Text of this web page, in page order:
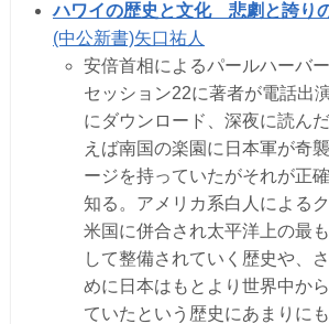
ハワイの歴史と文化 悲劇と誇り
(中公新書)矢口祐人
安倍首相によるパールハーバ
セッション22に著者が電話出
にダウンロード、深夜に読ん
えば南国の楽園に日本軍が奇
ージを持っていたがそれが正
知る。アメリカ系白人による
米国に併合され太平洋上の最
して整備されていく歴史や、
めに日本はもとより世界中か
ていたという歴史にあまりに